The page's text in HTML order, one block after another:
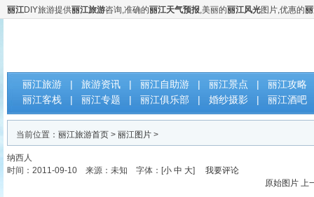
丽江DIY旅游提供丽江旅游咨询,准确的丽江天气预报,美丽的丽江风光图片,优惠的
云南丽江DIY自助旅游网
丽江旅游 | 旅游资讯 | 丽江自助游 | 丽江景点 |
丽江攻略
丽江客栈
| 丽江专题 | 丽江俱乐部 | 婚纱摄影 | 丽江酒吧
当前位置： 丽江旅游首页 > 丽江图片 >
纳西人
时间：2011-09-10 来源：未知 字体：[小 中 大] 我要评论
原始图片 上